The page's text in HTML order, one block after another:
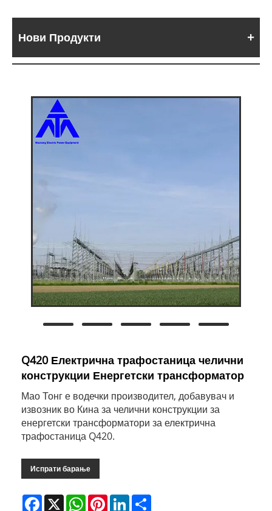
Нови Продукти
Q420 Електрична трафостаница челични
конструкции Енергетски трансформатор
Мао Тонг е водечки производител, добавувач и
извозник во Кина за челични конструкции за
енергетски трансформатори за електрична
трафостаница Q420.
Испрати барање
Facebook
X WhatsAppPinterestLinkedIn